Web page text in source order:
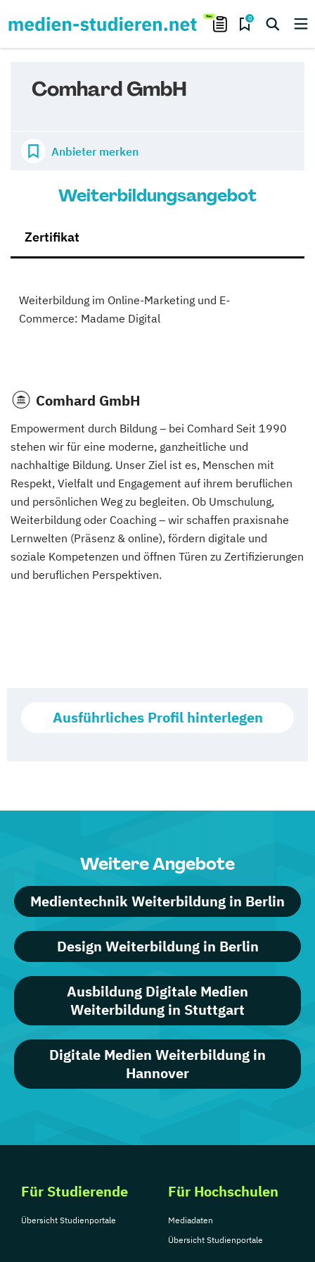
0
Comhard GmbH
Anbieter merken
Weiterbildungsangebot
Zertifikat
Weiterbildung im Online-Marketing und E-
Commerce: Madame Digital
Comhard GmbH
Empowerment durch Bildung – bei Comhard Seit 1990
stehen wir für eine moderne, ganzheitliche und
nachhaltige Bildung. Unser Ziel ist es, Menschen mit
Respekt, Vielfalt und Engagement auf ihrem beruflichen
und persönlichen Weg zu begleiten. Ob Umschulung,
Weiterbildung oder Coaching – wir schaffen praxisnahe
Lernwelten (Präsenz & online), fördern digitale und
soziale Kompetenzen und öffnen Türen zu Zertifizierungen
und beruflichen Perspektiven.
Ausführliches Profil hinterlegen
Weitere Angebote
Medientechnik Weiterbildung in Berlin
Design Weiterbildung in Berlin
Ausbildung Digitale Medien
Weiterbildung in Stuttgart
Digitale Medien Weiterbildung in
Hannover
Für Studierende
Übersicht Studienportale
Für Hochschulen
Mediadaten
Übersicht Studienportale